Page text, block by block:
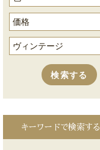
キーワードで検索する